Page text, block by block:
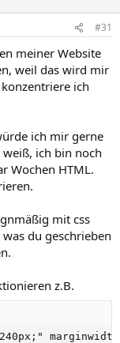
#31
meiner Website
weil das wird mir
ich
ich mir gerne
ich bin noch
Wochen HTML.
mit css
du geschrieben
z.B.